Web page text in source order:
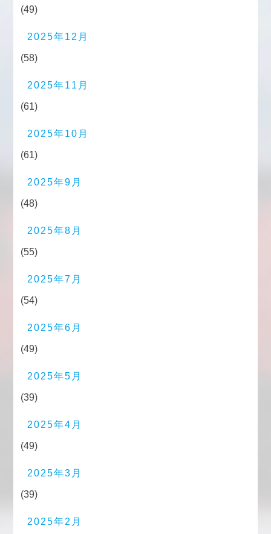
(49)
2025年12月
(58)
2025年11月
(61)
2025年10月
(61)
2025年9月
(48)
2025年8月
(55)
2025年7月
(54)
2025年6月
(49)
2025年5月
(39)
2025年4月
(49)
2025年3月
(39)
2025年2月